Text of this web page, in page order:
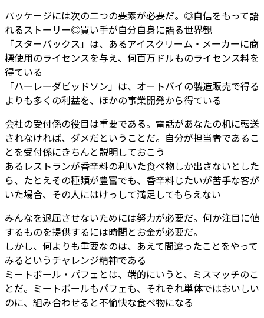
パッケージには次の二つの要素が必要だ。◎自信をもって語
れるストーリー◎買い手が自分自身に語る世界観
「スターバックス」は、あるアイスクリーム・メーカーに商
標使用のライセンスを与え、何百万ドルものライセンス料を
得ている
「ハーレーダビッドソン」は、オートバイの製造販売で得る
よりも多くの利益を、ほかの事業開発から得ている
会社の受付係の役目は重要である。電話があなたの机に転送
されなければ、ダメだということだ。自分が担当者であるこ
とを受付係にきちんと説明しておこう
あるレストランが香辛料の利いた食べ物しか出さないとした
ら、たとえその種類が豊富でも、香辛料じたいが苦手な客が
いた場合、その人にはけっして満足してもらえない
みんなを退屈させないためには努力が必要だ。何か注目に値
するものを提供するには時間とお金が必要だ。
しかし、何よりも重要なのは、あえて間違ったことをやって
みるというチャレンジ精神である
ミートボール・パフェとは、端的にいうと、ミスマッチのこ
とだ。ミートボールもパフェも、それぞれ単体ではおいしい
のに、組み合わせると不愉快な食べ物になる